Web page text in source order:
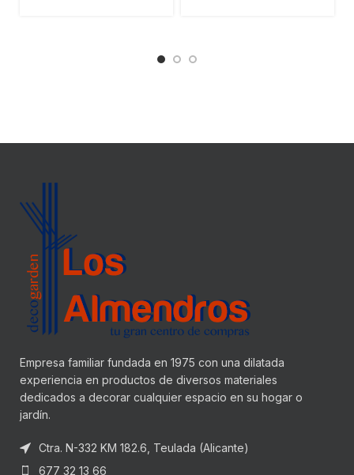
Empresa familiar fundada en 1975 con una dilatada
experiencia en productos de diversos materiales
dedicados a decorar cualquier espacio en su hogar o
jardín.
Ctra. N-332 KM 182.6, Teulada (Alicante)
677 32 13 66